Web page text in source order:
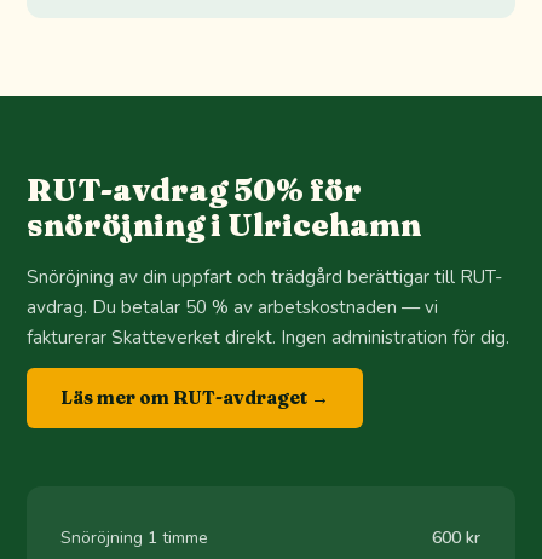
RUT-avdrag 50% för
snöröjning i Ulricehamn
Snöröjning av din uppfart och trädgård berättigar till RUT-
avdrag. Du betalar 50 % av arbetskostnaden — vi
fakturerar Skatteverket direkt. Ingen administration för dig.
Läs mer om RUT-avdraget →
Snöröjning 1 timme 600 kr